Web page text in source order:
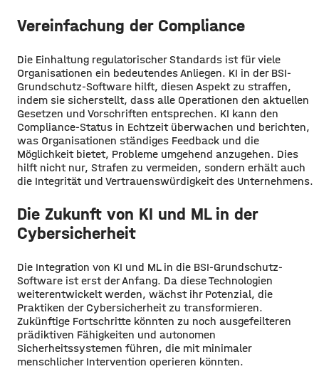
Vereinfachung der Compliance
Die Einhaltung regulatorischer Standards ist für viele
Organisationen ein bedeutendes Anliegen. KI in der BSI-
Grundschutz-Software hilft, diesen Aspekt zu straffen,
indem sie sicherstellt, dass alle Operationen den aktuellen
Gesetzen und Vorschriften entsprechen. KI kann den
Compliance-Status in Echtzeit überwachen und berichten,
was Organisationen ständiges Feedback und die
Möglichkeit bietet, Probleme umgehend anzugehen. Dies
hilft nicht nur, Strafen zu vermeiden, sondern erhält auch
die Integrität und Vertrauenswürdigkeit des Unternehmens.
Die Zukunft von KI und ML in der
Cybersicherheit
Die Integration von KI und ML in die BSI-Grundschutz-
Software ist erst der Anfang. Da diese Technologien
weiterentwickelt werden, wächst ihr Potenzial, die
Praktiken der Cybersicherheit zu transformieren.
Zukünftige Fortschritte könnten zu noch ausgefeilteren
prädiktiven Fähigkeiten und autonomen
Sicherheitssystemen führen, die mit minimaler
menschlicher Intervention operieren könnten.